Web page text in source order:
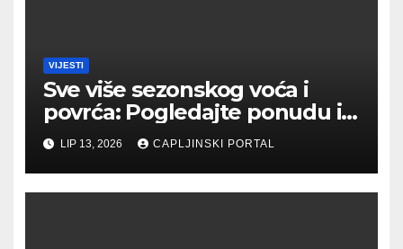
VIJESTI
Sve više sezonskog voća i
povrća: Pogledajte ponudu i
cijene na čapljinskoj
Veletržnici
LIP 13, 2026 CAPLJINSKI PORTAL